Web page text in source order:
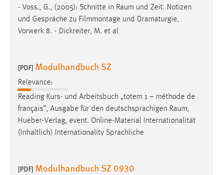
- Voss., G., (2005): Schnitte in Raum und Zeit. Notizen
und Gespräche zu Filmmontage und Dramaturgie,
Vorwerk 8. - Dickreiter, M. et al
[PDF] Modulhandbuch SZ
Relevance:
Reading Kurs- und Arbeitsbuch „totem 1 – méthode de
français“, Ausgabe für den deutschsprachigen Raum,
Hueber-Verlag, event. Online-Material Internationalität
(Inhaltlich) Internationality Sprachliche
[PDF] Modulhandbuch SZ 0930